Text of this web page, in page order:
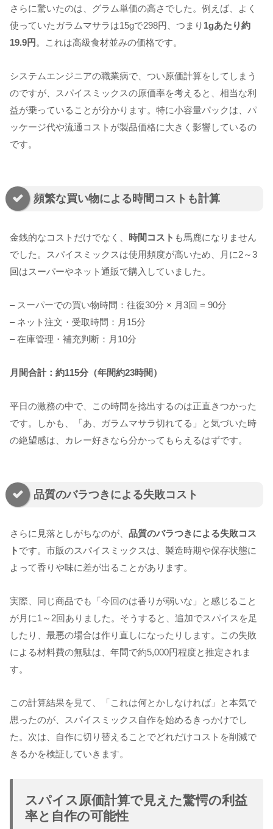
さらに驚いたのは、グラム単価の高さでした。例えば、よく
使っていたガラムマサラは15gで298円、つまり 1gあたり約
19.9円 。これは高級食材並みの価格です。
システムエンジニアの職業病で、つい原価計算をしてしまう
のですが、スパイスミックスの原価率を考えると、相当な利
益が乗っていることが分かります。特に小容量パックは、パ
ッケージ代や流通コストが製品価格に大きく影響しているの
です。
頻繁な買い物による時間コストも計算
金銭的なコストだけでなく、 時間コスト も馬鹿になりません
でした。スパイスミックスは使用頻度が高いため、月に2～3
回はスーパーやネット通販で購入していました。
– スーパーでの買い物時間：往復30分 × 月3回 = 90分
– ネット注文・受取時間：月15分
– 在庫管理・補充判断：月10分
月間合計：約115分（年間約23時間）
平日の激務の中で、この時間を捻出するのは正直きつかった
です。しかも、「あ、ガラムマサラ切れてる」と気づいた時
の絶望感は、カレー好きなら分かってもらえるはずです。
品質のバラつきによる失敗コスト
さらに見落としがちなのが、 品質のバラつきによる失敗コス
ト です。市販のスパイスミックスは、製造時期や保存状態に
よって香りや味に差が出ることがあります。
実際、同じ商品でも「今回のは香りが弱いな」と感じること
が月に1～2回ありました。そうすると、追加でスパイスを足
したり、最悪の場合は作り直しになったりします。この失敗
による材料費の無駄は、年間で約5,000円程度と推定されま
す。
この計算結果を見て、「これは何とかしなければ」と本気で
思ったのが、スパイスミックス自作を始めるきっかけでし
た。次は、自作に切り替えることでどれだけコストを削減で
きるかを検証していきます。
スパイス原価計算で見えた驚愕の利益
率と自作の可能性